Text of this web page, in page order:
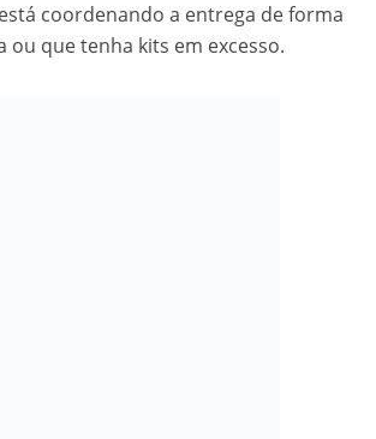
coordenando a entrega de forma
ou que tenha kits em excesso.